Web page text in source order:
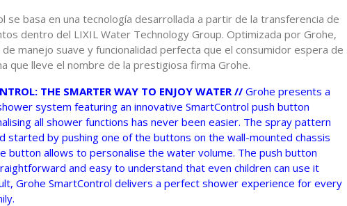
se basa en una tecnología desarrollada a partir de la transferencia de
dentro del LIXIL Water Technology Group. Optimizada por Grohe,
manejo suave y funcionalidad perfecta que el consumidor espera de
que lleve el nombre de la prestigiosa firma Grohe.
THE SMARTER WAY TO ENJOY WATER // Grohe presents a
system featuring an innovative SmartControl push button
all shower functions has never been easier. The spray pattern
started by pushing one of the buttons on the wall-mounted chassis
button allows to personalise the water volume. The push button
and easy to understand that even children can use it
Grohe SmartControl delivers a perfect shower experience for every